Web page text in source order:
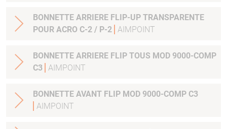
BONNETTE ARRIERE FLIP-UP TRANSPARENTE
POUR ACRO C-2 / P-2 AIMPOINT
BONNETTE ARRIERE FLIP TOUS MOD 9000-COMP
C3
AIMPOINT
BONNETTE AVANT FLIP MOD 9000-COMP C3
AIMPOINT